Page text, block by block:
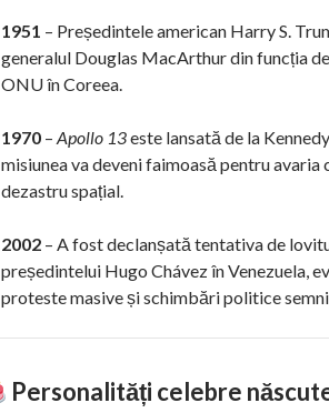
1951 – Președintele american Harry S.
generalul Douglas MacArthur din funcția
ONU în Coreea.
1970 – Apollo 13este lansată de la
misiunea va deveni faimoasă pentru avaria
dezastru spațial.
2002 – A fost declanșată tentativa de
președintelui Hugo Chávez în Venezuela,
proteste masive și schimbări politice
Personalități celebre